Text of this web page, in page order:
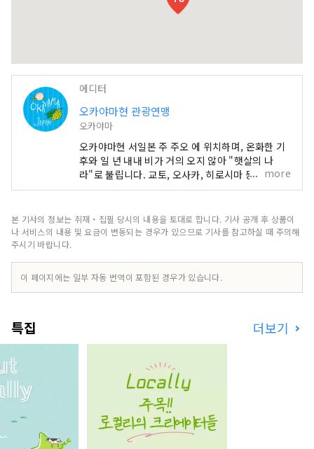
에디터
오카야마현 관광연맹
오카야마
오카야마현 서일본 주 주오 에 위치하며, 온화한 기
후와 일 년 내내 비가 거의 오지 않아 "햇살의 나
라"로 불립니다. 교토, 오사카, 히로시마 등 유명 관
광지의 중간 지점에 편리하게 위치해 있습니다! 또
카야마 "과일의 오카야마"라고도 불리며, 세토우치
의 따뜻한 기후에서 햇볕을 듬뿍 받으며 자란 과일
백도, 머스캣 포도, 피오네 포도 등 제철 과일을 즐겨
보세요! 오카야마 에는 오카야마 성, 일본 3대 정원
중 하나인 오카야마 고라쿠엔, 역사와 문화, 예술을
more
본 기사의 정보는 취재・집필 당시의 내용을 토대로 합니다. 기사 공개 후 상품이
나 서비스의 내용 및 요금이 변동되는 경우가 있으므로 기사를 참고하실 때 주의해
주시기 바랍니다.
이 페이지에는 일부 자동 번역이 포함된 경우가 있습니다.
특집 더보기